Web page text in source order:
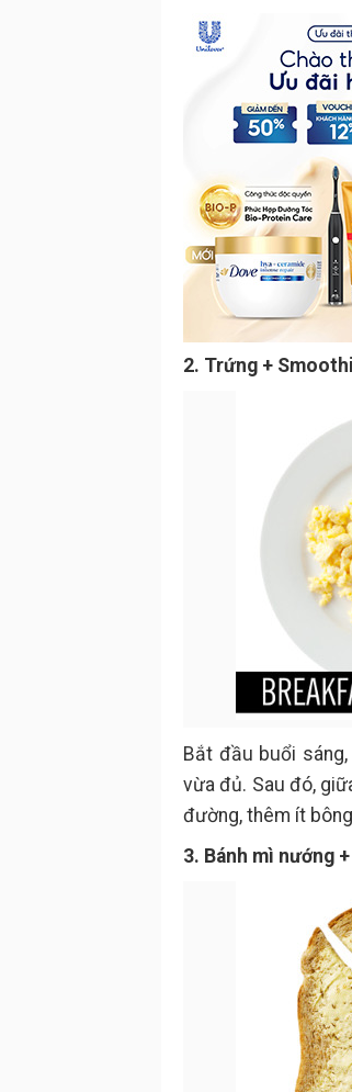
2. Trứng +
Bắt đầu buổi
vừa đủ. Sau đó,
đường, thêm ít
3. Bánh mì nướng